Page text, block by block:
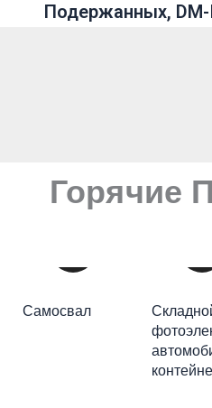
Подержанных,
Горячие
Самосвал
КОРЗИНУ